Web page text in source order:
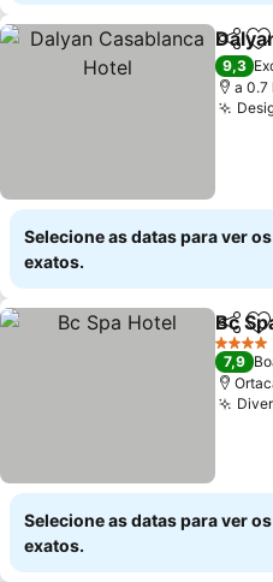
9,3
a 0.7
Selecione as datas para ver
exatos.
Bc
4 Estrelas
7,9
Selecione as datas para ver
exatos.